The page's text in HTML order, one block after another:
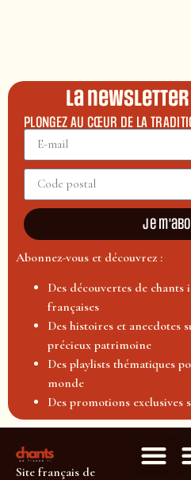
La
PLONGEZ AU CŒUR DE LA
Je
Abonnez-vous et découvrez :
Des découvertes de chants
françaises
Des histoires et anecdotes
précieux patrimoine
Des playlists thématiques
monde
Des promotions exclusives
Site français de